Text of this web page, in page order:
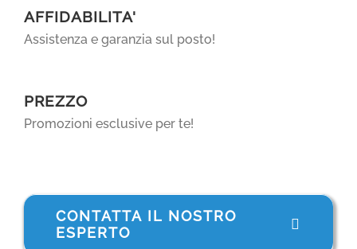
AFFIDABILITA'
Assistenza e garanzia sul posto!
PREZZO
Promozioni esclusive per te!
CONTATTA IL NOSTRO
ESPERTO